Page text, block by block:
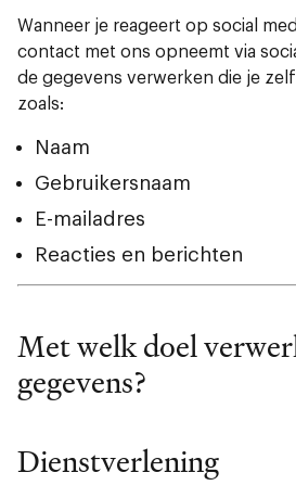
Wanneer je reageert op social
contact met ons opneemt via
de gegevens verwerken die je
zoals:
Naam
Gebruikersnaam
E-mailadres
Reacties en berichten
Met welk doel
gegevens?
Dienstverlening